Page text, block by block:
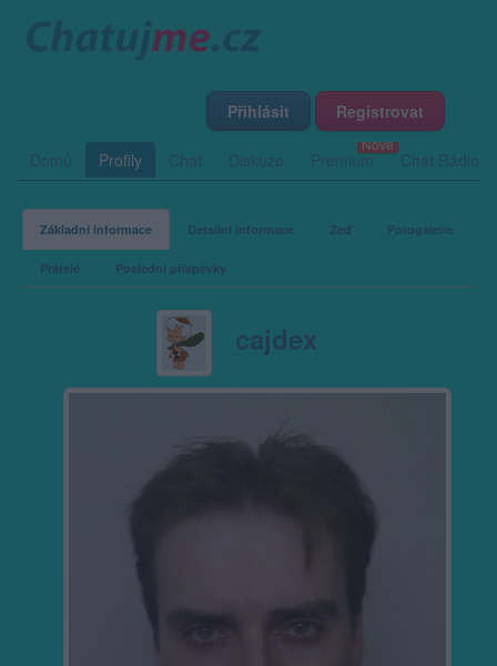
Přihlásit Registrovat
Domů Profily Chat Diskuze Premium Chat Rádio
Základní informace Detailní informace Zeď Fotogalerie
Přátelé Poslední příspěvky
cajdex